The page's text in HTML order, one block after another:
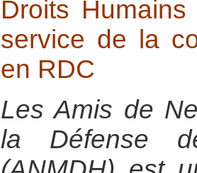
Droits
service de la
en RDC
Les Amis de
la Défense